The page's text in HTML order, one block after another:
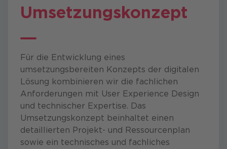
Umsetzungs­konzept
Für die Entwicklung eines
umsetzungsbereiten Konzepts der digitalen
Lösung kombinieren wir die fachlichen
Anforderungen mit User Experience Design
und technischer Expertise. Das
Umsetzungskonzept beinhaltet einen
detaillierten Projekt- und Ressourcenplan
sowie ein technisches und fachliches